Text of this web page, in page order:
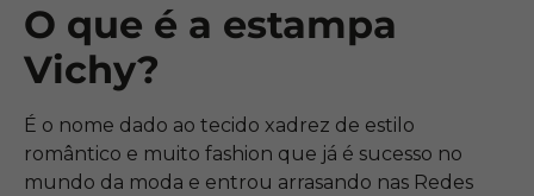
O que é a estampa
Vichy?
É o nome dado ao tecido xadrez de estilo
romântico e muito fashion que já é sucesso no
mundo da moda e entrou arrasando nas Redes